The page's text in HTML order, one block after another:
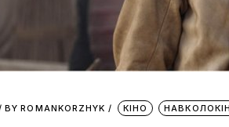
BY ROMANKORZHYK КІНО